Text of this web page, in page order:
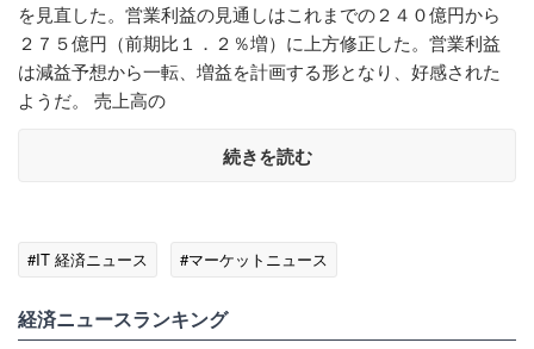
を見直した。営業利益の見通しはこれまでの２４０億円から
２７５億円（前期比１．２％増）に上方修正した。営業利益
は減益予想から一転、増益を計画する形となり、好感された
ようだ。 売上高の
続きを読む
#IT 経済ニュース #マーケットニュース
経済ニュースランキング